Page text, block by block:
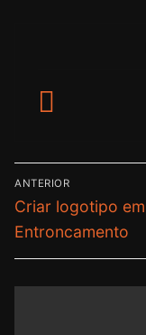
ANTERIOR
Criar logotipo em
Entroncamento